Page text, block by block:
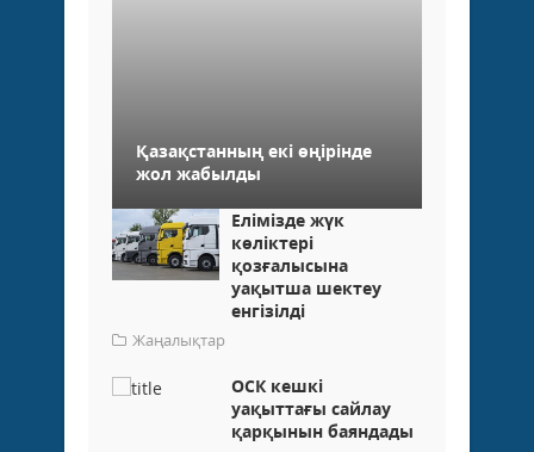
Қазақстанның екі өңірінде
жол жабылды
Елімізде жүк
көліктері
қозғалысына
уақытша шектеу
енгізілді
Жаңалықтар
ОСК кешкі
уақыттағы сайлау
қарқынын баяндады